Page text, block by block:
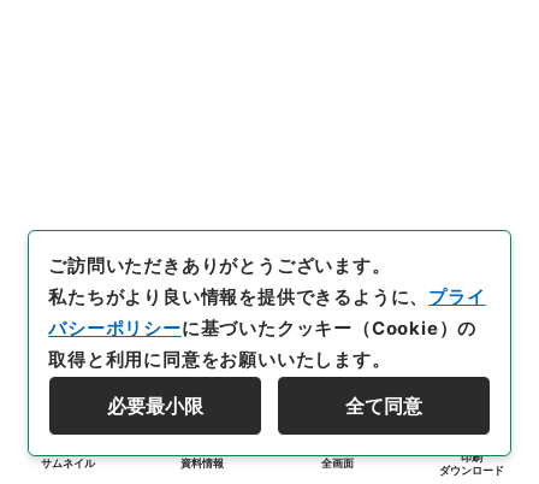
サムネイル 資料情報 全画面
印刷
ダウンロード
ご訪問いただきありがとうございます。
私たちがより良い情報を提供できるように、 プライ
バシーポリシーに基づいたクッキー（Cookie）の
取得と利用に同意をお願いいたします。
必要最小限 全て同意